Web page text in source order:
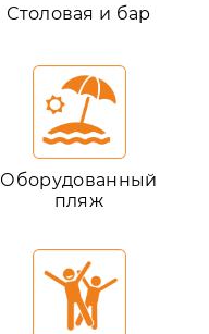
Столовая и бар
Оборудованный
пляж